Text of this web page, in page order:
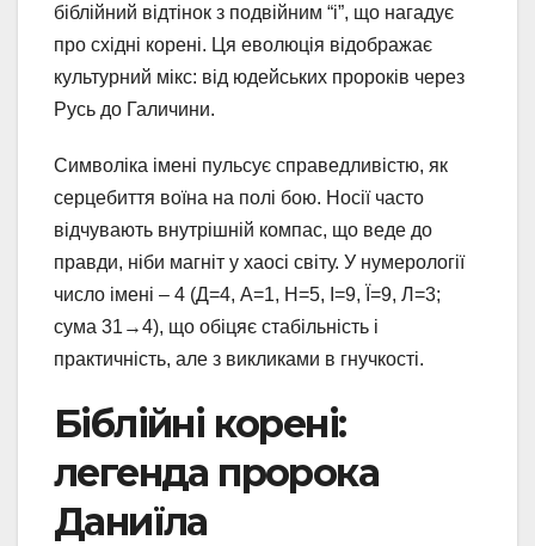
біблійний відтінок з подвійним “і”, що нагадує
про східні корені. Ця еволюція відображає
культурний мікс: від юдейських пророків через
Русь до Галичини.
Символіка імені пульсує справедливістю, як
серцебиття воїна на полі бою. Носії часто
відчувають внутрішній компас, що веде до
правди, ніби магніт у хаосі світу. У нумерології
число імені – 4 (Д=4, А=1, Н=5, І=9, Ї=9, Л=3;
сума 31→4), що обіцяє стабільність і
практичність, але з викликами в гнучкості.
Біблійні корені:
легенда пророка
Даниїла